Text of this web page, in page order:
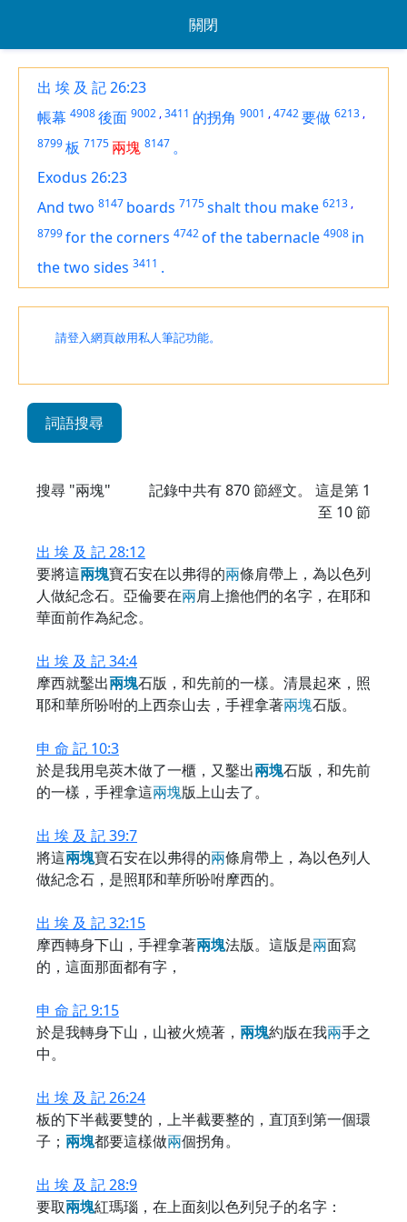
關閉
出 埃 及 記 26:23
帳幕 4908後面 9002 ,3411 的拐角 9001 ,4742要做 6213 ,
8799板 7175 兩塊 8147 。
Exodus 26:23
And two 8147 boards 7175shalt thou make 6213 ,
8799for the corners 4742of the tabernacle 4908 in
the two sides 3411 .
請登入網頁啟用私人筆記功能。
詞語搜尋
搜尋 "兩塊" 記錄中共有870節經文。 這是第 1
至 10 節
出 埃 及 記 28:12
要將這兩塊寶石安在以弗得的兩條肩帶上，為以色列
人做紀念石。亞倫要在兩肩上擔他們的名字，在耶和
華面前作為紀念。
出 埃 及 記 34:4
摩西就鑿出兩塊石版，和先前的一樣。清晨起來，照
耶和華所吩咐的上西奈山去，手裡拿著兩塊石版。
申 命 記 10:3
於是我用皂莢木做了一櫃，又鑿出兩塊石版，和先前
的一樣，手裡拿這兩塊版上山去了。
出 埃 及 記 39:7
將這兩塊寶石安在以弗得的兩條肩帶上，為以色列人
做紀念石，是照耶和華所吩咐摩西的。
出 埃 及 記 32:15
摩西轉身下山，手裡拿著兩塊法版。這版是兩面寫
的，這面那面都有字，
申 命 記 9:15
於是我轉身下山，山被火燒著， 兩塊約版在我兩手之
中。
出 埃 及 記 26:24
板的下半截要雙的，上半截要整的，直頂到第一個環
子； 兩塊都要這樣做兩個拐角。
出 埃 及 記 28:9
要取兩塊紅瑪瑙，在上面刻以色列兒子的名字：